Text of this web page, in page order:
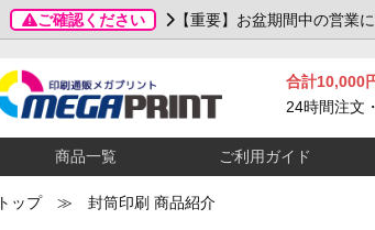
ご確認ください 【重要】お盆期間中の営業
合計10,000
24時間注文
商品一覧 ご利用ガイド
トップ≫ 封筒印刷 商品紹介